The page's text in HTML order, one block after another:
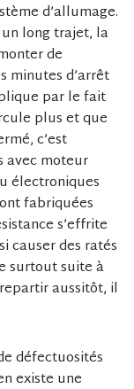
d’allumage.
long trajet, la
de
minutes d’arrêt
par le fait
plus et que
c’est
avec moteur
électroniques
fabriquées
s’effrite
causer des ratés
surtout suite à
aussitôt, il
défectuosités
existe une